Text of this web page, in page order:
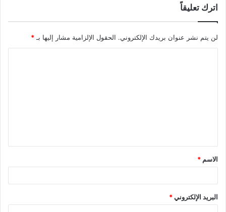
اترك تعليقاً
لن يتم نشر عنوان بريدك الإلكتروني. الحقول الإلزامية مشار إليها بـ *
الاسم *
البريد الإلكتروني*